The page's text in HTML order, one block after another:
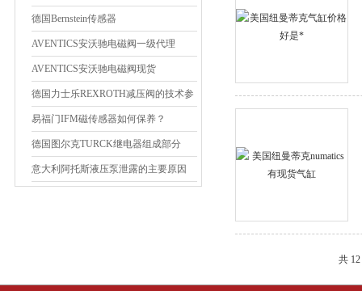
德国Bernstein传感器
AVENTICS安沃驰电磁阀一级代理
AVENTICS安沃驰电磁阀现货
德国力士乐REXROTH减压阀的技术参
数
易福门IFM磁传感器如何保养？
德国图尔克TURCK继电器组成部分
意大利阿托斯液压泵泄露的主要原因
共